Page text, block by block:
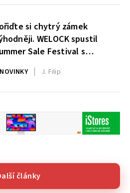
si chytrý zámek
WELOCK spustil
Sale Festival s
slevami
NOVINKY J. Filip
články